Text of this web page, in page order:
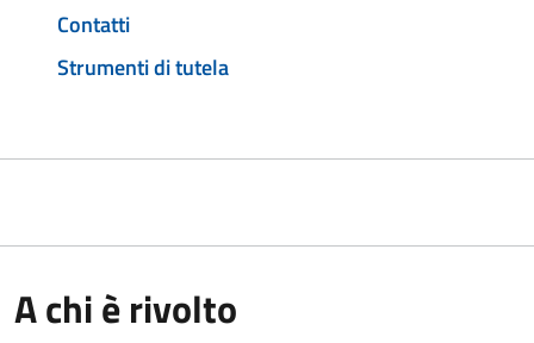
Contatti
Strumenti di tutela
A chi è rivolto